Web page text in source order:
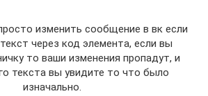
изменить сообщение в вк если
через код элемента, если вы
то ваши изменения пропадут, и
текста вы увидите то что было
изначально.